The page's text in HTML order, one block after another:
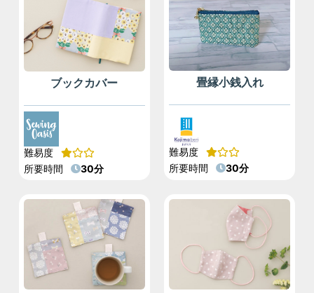
ブックカバー
難易度
所要時間
30分
畳縁小銭入れ
難易度
所要時間
30分